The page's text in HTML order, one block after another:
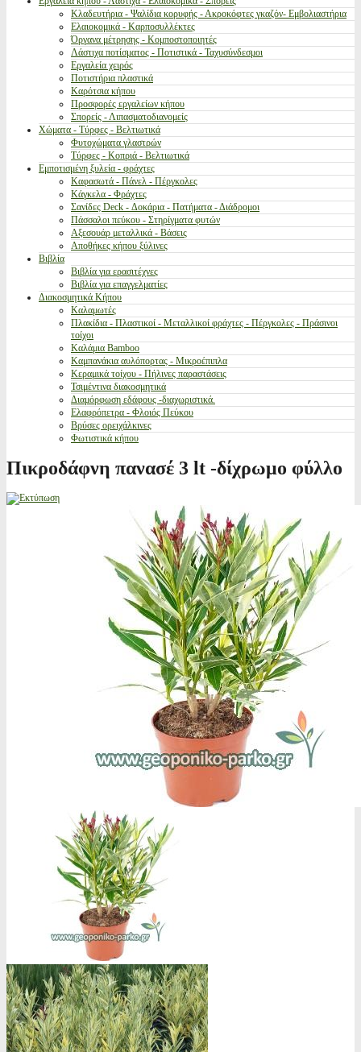
Κλαδευτήρια - Ψαλίδια κορυφής - Ακροκόφτες γκαζόν- Εμβολιαστήρια
Ελαιοκομικά - Καρποσυλλέκτες
Όργανα μέτρησης - Κομποστοποιητές
Λάστιχα ποτίσματος - Ποτιστικά - Ταχυσύνδεσμοι
Εργαλεία χειρός
Ποτιστήρια πλαστικά
Καρότσια κήπου
Προσφορές εργαλείων κήπου
Σπορείς - Λιπασματοδιανομείς
Χώματα - Τύρφες - Βελτιωτικά
Φυτοχώματα γλαστρών
Τύρφες - Κοπριά - Βελτιωτικά
Εμποτισμένη ξυλεία - φράχτες
Καφασωτά - Πάνελ - Πέργκολες
Κάγκελα - Φράχτες
Σανίδες Deck - Δοκάρια - Πατήματα - Διάδρομοι
Πάσσαλοι πεύκου - Στηρίγματα φυτών
Αξεσουάρ μεταλλικά - Βάσεις
Αποθήκες κήπου ξύλινες
Βιβλία
Βιβλία για ερασιτέχνες
Βιβλία για επαγγελματίες
Διακοσμητικά Κήπου
Καλαμωτές
Πλακίδια - Πλαστικοί - Μεταλλικοί φράχτες - Πέργκολες - Πράσινοι
τοίχοι
Καλάμια Bamboo
Καμπανάκια αυλόπορτας - Μικροέπιπλα
Κεραμικά τοίχου - Πήλινες παραστάσεις
Τσιμέντινα διακοσμητικά
Διαμόρφωση εδάφους -διαχωριστικά.
Ελαφρόπετρα - Φλοιός Πεύκου
Βρύσες ορειχάλκινες
Φωτιστικά κήπου
Πικροδάφνη πανασέ 3 lt -δίχρωμο φύλλο